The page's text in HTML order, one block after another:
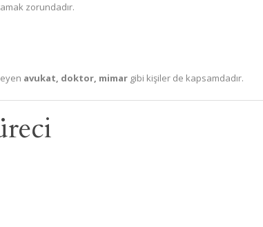
zorundadır.
avukat, doktor, mimar gibi kişiler de kapsamdadır.